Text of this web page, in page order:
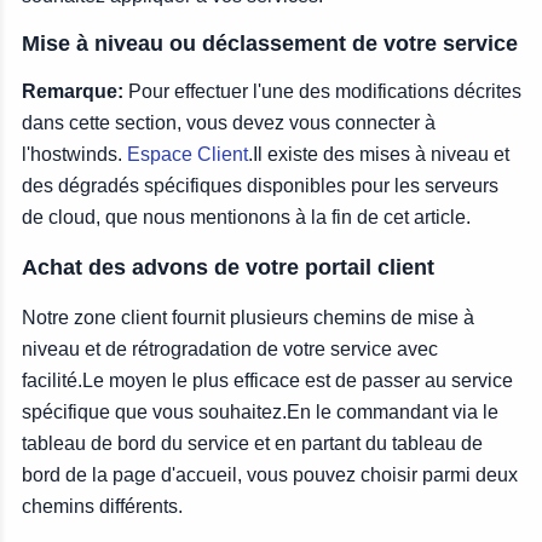
Mise à niveau ou déclassement de votre service
Remarque: Pour effectuer l'une des modifications décrites
dans cette section, vous devez vous connecter à
l'hostwinds. Espace Client.Il existe des mises à niveau et
des dégradés spécifiques disponibles pour les serveurs
de cloud, que nous mentionons à la fin de cet article.
Achat des advons de votre portail client
Notre zone client fournit plusieurs chemins de mise à
niveau et de rétrogradation de votre service avec
facilité.Le moyen le plus efficace est de passer au service
spécifique que vous souhaitez.En le commandant via le
tableau de bord du service et en partant du tableau de
bord de la page d'accueil, vous pouvez choisir parmi deux
chemins différents.